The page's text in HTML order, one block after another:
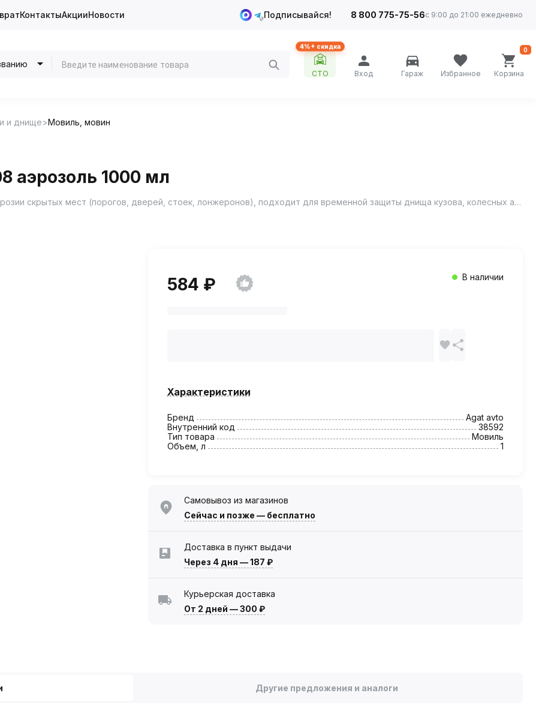
КонтактыАкцииНовости Подписывайся! 8 800 775-75-56с 9:00 до 21:00 ежедневно
4%+ скидка
СТО Вход Гараж Избранное Корзина
0
и днище Мовиль, мовин
аэрозоль 1000 мл
Мовиль PROFI Agat avto предназначен для обработки от коррозии скрытых мест (порогов, дверей, стоек, лонжеронов), подходит для временной защиты днища кузова, колесных арок, ЛКП на месте стыков и соединений деталей кузова.
584 ₽ В наличии
Характеристики
Бренд
Agat avto
Внутренний код
38592
Тип товара
Мовиль
Объем, л
1
Самовывоз из магазинов
Сейчас и позже — бесплатно
Доставка в пункт выдачи
Через 4 дня —187 ₽
Курьерская доставка
От 2 дней —300 ₽
Другие предложения и аналоги